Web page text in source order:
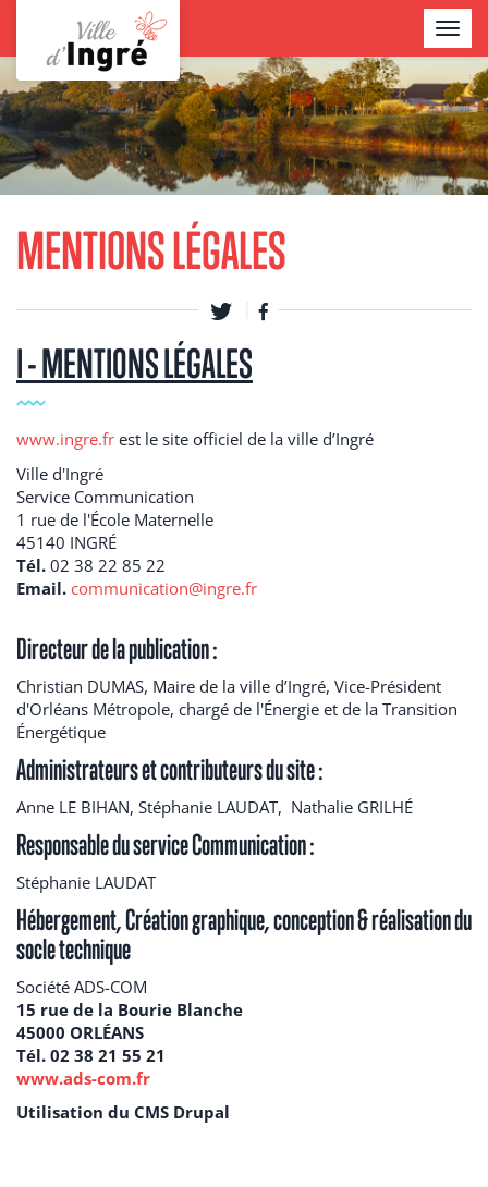
contenu
principal
Contenu
MENTIONS LÉGALES
I - MENTIONS LÉGALES
www.ingre.fr est le site officiel de la ville d’Ingré
Ville d'Ingré
Service Communication
1 rue de l'École Maternelle
45140 INGRÉ
Tél. 02 38 22 85 22
Email. communication@ingre.fr
Directeur de la publication :
Christian DUMAS, Maire de la ville d’Ingré, Vice-Président
d'Orléans Métropole, chargé de l'Énergie et de la Transition
Énergétique
Administrateurs et contributeurs du site :
Anne LE BIHAN, Stéphanie LAUDAT, Nathalie GRILHÉ
Responsable du service Communication :
Stéphanie LAUDAT
Hébergement, Création graphique, conception & réalisation du
socle technique
Société ADS-COM
15 rue de la Bourie Blanche
45000 ORLÉANS
Tél. 02 38 21 55 21
www.ads-com.fr
Utilisation du CMS Drupal